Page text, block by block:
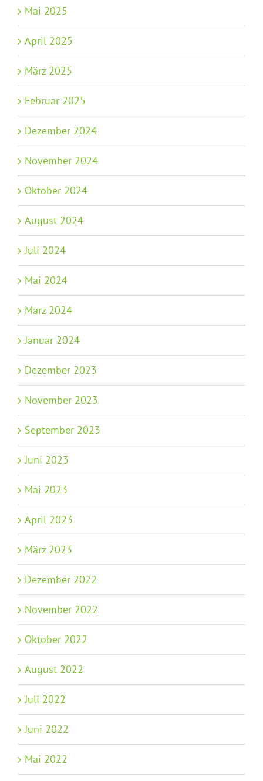
Mai 2025
April 2025
März 2025
Februar 2025
Dezember 2024
November 2024
Oktober 2024
August 2024
Juli 2024
Mai 2024
März 2024
Januar 2024
Dezember 2023
November 2023
September 2023
Juni 2023
Mai 2023
April 2023
März 2023
Dezember 2022
November 2022
Oktober 2022
August 2022
Juli 2022
Juni 2022
Mai 2022